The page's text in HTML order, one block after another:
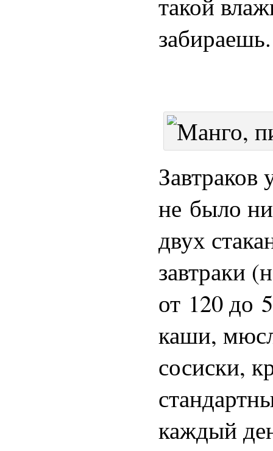
забираешь.
Завтраков
не было
двух
завтраки
от 120 до
каши,
сосиски,
каждый